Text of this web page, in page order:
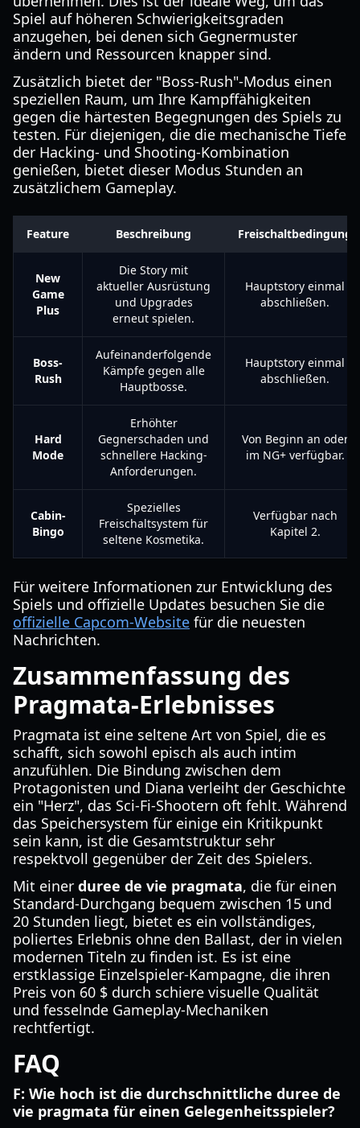
Spiel auf höheren Schwierigkeitsgraden
anzugehen, bei denen sich Gegnermuster
ändern und Ressourcen knapper sind.
Zusätzlich bietet der "Boss-Rush"-Modus einen
speziellen Raum, um Ihre Kampffähigkeiten
gegen die härtesten Begegnungen des Spiels zu
testen. Für diejenigen, die die mechanische Tiefe
der Hacking- und Shooting-Kombination
genießen, bietet dieser Modus Stunden an
zusätzlichem Gameplay.
Feature Beschreibung Freischaltbedingung
New
Game
Plus
Die Story mit
aktueller Ausrüstung
und Upgrades
erneut spielen.
Hauptstory einmal
abschließen.
Boss-
Rush
Aufeinanderfolgende
Kämpfe gegen alle
Hauptbosse.
Hauptstory einmal
abschließen.
Hard
Mode
Erhöhter
Gegnerschaden und
schnellere Hacking-
Anforderungen.
Von Beginn an oder
im NG+ verfügbar.
Cabin-
Bingo
Spezielles
Freischaltsystem für
seltene Kosmetika.
Verfügbar nach
Kapitel 2.
Für weitere Informationen zur Entwicklung des
Spiels und offizielle Updates besuchen Sie die
offizielle Capcom-Website für die neuesten
Nachrichten.
Zusammenfassung des
Pragmata-Erlebnisses
Pragmata ist eine seltene Art von Spiel, die es
schafft, sich sowohl episch als auch intim
anzufühlen. Die Bindung zwischen dem
Protagonisten und Diana verleiht der Geschichte
ein "Herz", das Sci-Fi-Shootern oft fehlt. Während
das Speichersystem für einige ein Kritikpunkt
sein kann, ist die Gesamtstruktur sehr
respektvoll gegenüber der Zeit des Spielers.
Mit einer duree de vie pragmata, die für einen
Standard-Durchgang bequem zwischen 15 und
20 Stunden liegt, bietet es ein vollständiges,
poliertes Erlebnis ohne den Ballast, der in vielen
modernen Titeln zu finden ist. Es ist eine
erstklassige Einzelspieler-Kampagne, die ihren
Preis von 60 $ durch schiere visuelle Qualität
und fesselnde Gameplay-Mechaniken
rechtfertigt.
FAQ
F: Wie hoch ist die durchschnittliche duree de
vie pragmata für einen Gelegenheitsspieler?